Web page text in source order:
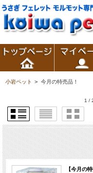
小岩ペット > 今月の特売品！
1 /
【今月の